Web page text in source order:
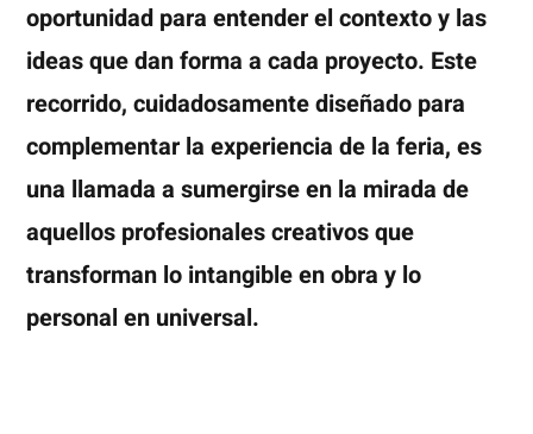
oportunidad para entender el contexto y las
ideas que dan forma a cada proyecto. Este
recorrido, cuidadosamente diseñado para
complementar la experiencia de la feria, es
una llamada a sumergirse en la mirada de
aquellos profesionales creativos que
transforman lo intangible en obra y lo
personal en universal.